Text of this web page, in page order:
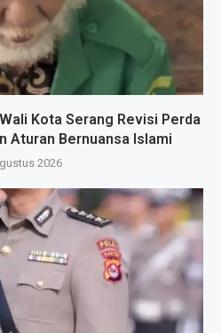
Kota Serang Revisi Perda
Aturan Bernuansa Islami
2026